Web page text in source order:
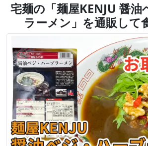
宅麺の「麺屋KENJU 醤油
ラーメン」を通販して